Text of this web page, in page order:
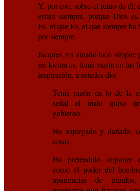
Y, por eso, sobre el reino de él;
estará siempre, porque Dios
Es, el que Es, el que siempre ha
por siempre.
Jacques, mi amado loco simple;
mi locura es, tenía razón en las
inspiración, a ustedes dio:
Tenía razón en lo de la
señal el malo quiso
gobierno.
Ha sojuzgado y dañado,
cosas.
Ha pretendido imponer
como el poder del
apariencias de